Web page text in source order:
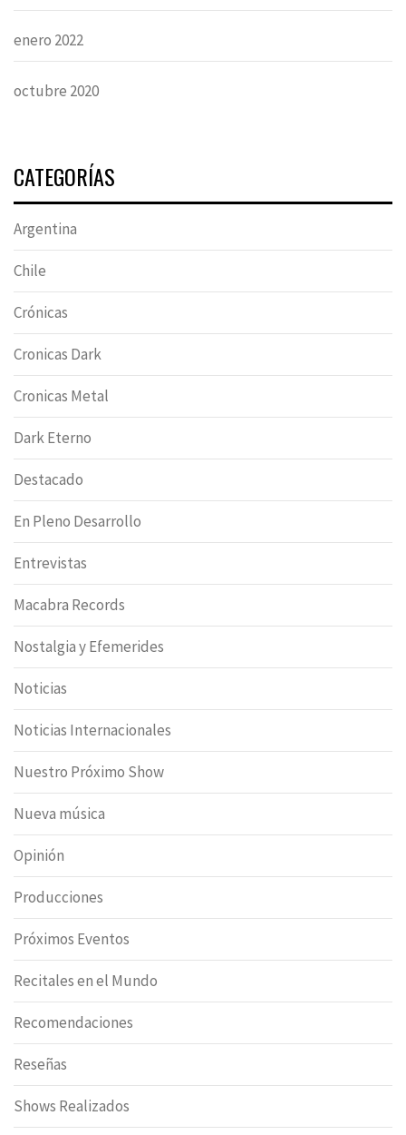
enero 2022
octubre 2020
CATEGORÍAS
Argentina
Chile
Crónicas
Cronicas Dark
Cronicas Metal
Dark Eterno
Destacado
En Pleno Desarrollo
Entrevistas
Macabra Records
Nostalgia y Efemerides
Noticias
Noticias Internacionales
Nuestro Próximo Show
Nueva música
Opinión
Producciones
Próximos Eventos
Recitales en el Mundo
Recomendaciones
Reseñas
Shows Realizados